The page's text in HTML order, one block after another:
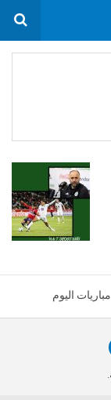
مباريات اليوم